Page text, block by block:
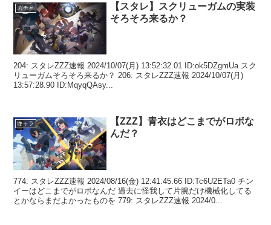
ガチャ
【スタレ】スクリューガムの実装
そろそろ来るか？
204: スタレZZZ速報 2024/10/07(月) 13:52:32.01 ID:ok5DZgmUa スク
リューガムそろそろ来るか？ 206: スタレZZZ速報 2024/10/07(月)
13:57:28.90 ID:MqyqQAsy...
キャラ
【ZZZ】青衣はどこまでがロボな
んだ？
774: スタレZZZ速報 2024/08/16(金) 12:41:45.66 ID:Tc6U2ETa0 チン
イーはどこまでがロボなんだ 過去に怪我して片腕だけ機械化してる
とかならまだよかったものを 779: スタレZZZ速報 2024/0...